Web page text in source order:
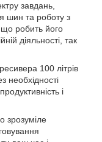
завдань,
шин та роботу з
робить його
діяльності, так
100 літрів
необхідності
і
зрозуміле